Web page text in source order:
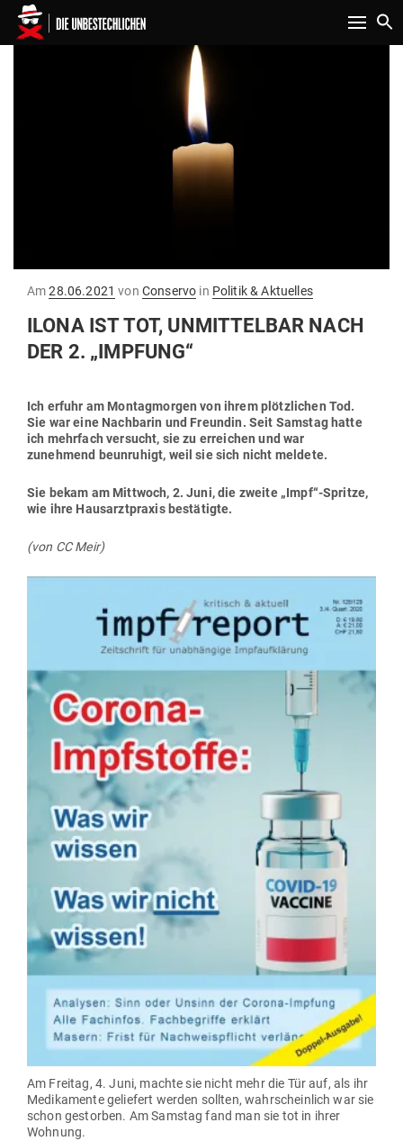
Toggle
AmGepostet
28.06.2021 von Conservo in Politik & Aktuelles
ILONA IST TOT, UNMIT­TELBAR NACH
DER 2. „IMPFUNG“
Ich erfuhr am Mon­tag­morgen von ihrem plötz­lichen Tod.
Sie war eine Nach­barin und Freundin. Seit Samstag hatte
ich mehrfach ver­sucht, sie zu erreichen und war
zunehmend beun­ruhigt, weil sie sich nicht meldete.
Sie bekam am Mittwoch, 2. Juni, die zweite „Impf“-Spritze,
wie ihre Haus­arzt­praxis bestätigte.
(von CC Meir)
Am Freitag, 4. Juni, machte sie nicht mehr die Tür auf, als ihr
Medi­ka­mente geliefert werden sollten, wahr­scheinlich war sie
schon gestorben. Am Samstag fand man sie tot in ihrer
Wohnung.